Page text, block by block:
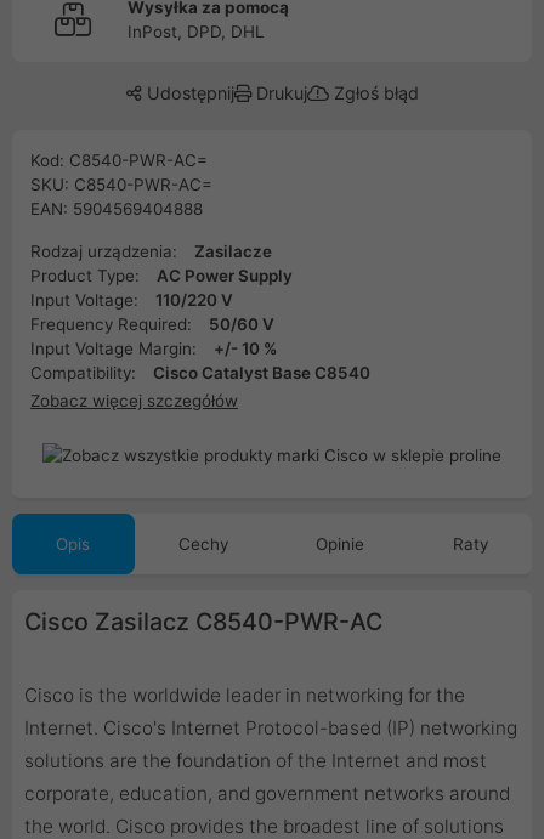
Wysyłka za pomocą
InPost, DPD, DHL
Udostępnij Drukuj Zgłoś błąd
Kod: C8540-PWR-AC=
SKU: C8540-PWR-AC=
EAN: 5904569404888
Rodzaj urządzenia:
Zasilacze
Product Type:
AC Power Supply
Input Voltage:
110/220 V
Frequency Required:
50/60 V
Input Voltage Margin:
+/- 10 %
Compatibility:
Cisco Catalyst Base C8540
Zobacz więcej szczegółów
Opis Cechy Opinie Raty
Cisco Zasilacz C8540-PWR-AC
Cisco is the worldwide leader in networking for the
Internet. Cisco's Internet Protocol-based (IP) networking
solutions are the foundation of the Internet and most
corporate, education, and government networks around
the world. Cisco provides the broadest line of solutions